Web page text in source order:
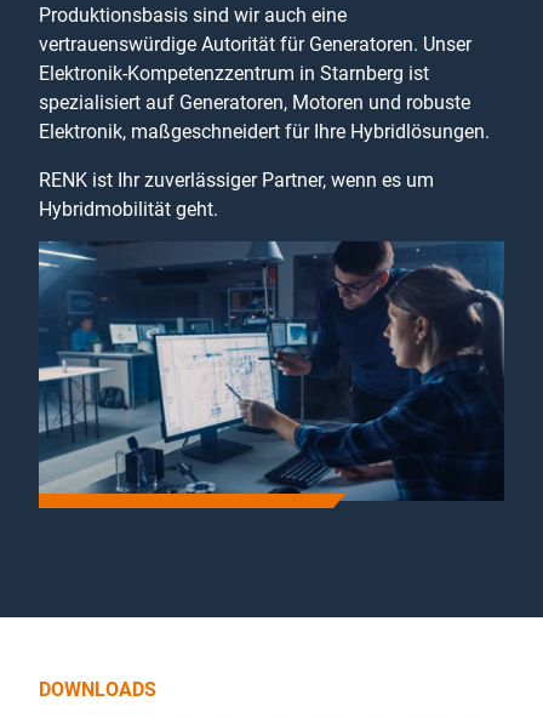
Produktionsbasis sind wir auch eine
vertrauenswürdige Autorität für Generatoren. Unser
Elektronik-Kompetenzzentrum in Starnberg ist
spezialisiert auf Generatoren, Motoren und robuste
Elektronik, maßgeschneidert für Ihre Hybridlösungen.
RENK ist Ihr zuverlässiger Partner, wenn es um
Hybridmobilität geht.
DOWNLOADS